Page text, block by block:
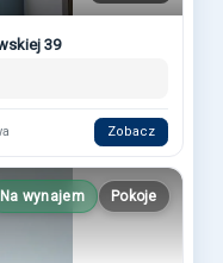
39
Zobacz
Na wynajem Pokoje